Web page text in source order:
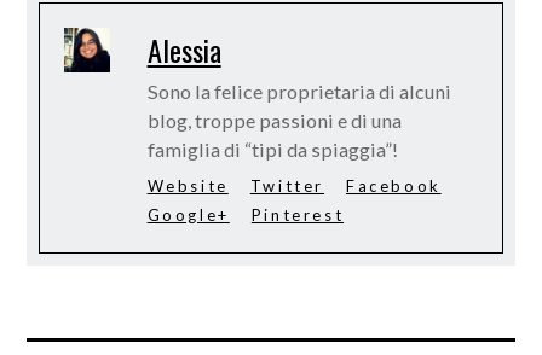
Alessia
Sono la felice proprietaria di alcuni
blog, troppe passioni e di una
famiglia di “tipi da spiaggia”!
Website Twitter
Facebook
Google+
Pinterest